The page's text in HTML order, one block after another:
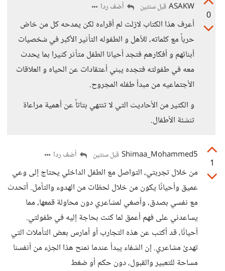
0
ASAKW قبل سنتين أضف ردا
أعرف هذا الكتاب لازلت لم أقراءه لكن يمدحه كل من خاض
حرباً مع كلماته، للأهل و الطفوله التأثير الأكبر في شخصيات
أبنائهم و أفكارهم فتجد أحيانا الطفل متأثر كثيرا بما يحدث
معه في طفولته فتجده يبني أعتقادات عن الحياه و العلاقات
الأجتماعيه من مبدأ طفله المجروح.
و الكتير من الأحاديث التي لا تنتهي بتاتاً عن أهمية مراعاة
تنشئة الأطفال.
1
Shimaa_Mohammed5 قبل سنتين أضف ردا
من خلال تجربتي، التواصل مع الطفل الداخلي يحتاج إلى وعي
عميق وأحيانًا يكون من خلال لحظات من الهدوء والتأمل. أتحدث
مع نفسي بصدق، وأصغي لمشاعري دون محاولة قمعها، مما
يساعدني على فهم أعمق لما كنت بحاجة إليه في طفولتي.
أحيانًا، قد أكتب عن هذه التجارب أو أمارس بعض التأملات التي
تهدئ مشاعري. إن الشفاء يبدأ عندما نمنح هذا الجزء من أنفسنا
مساحة للتعبير والقبول، دون حكم أو ضغط